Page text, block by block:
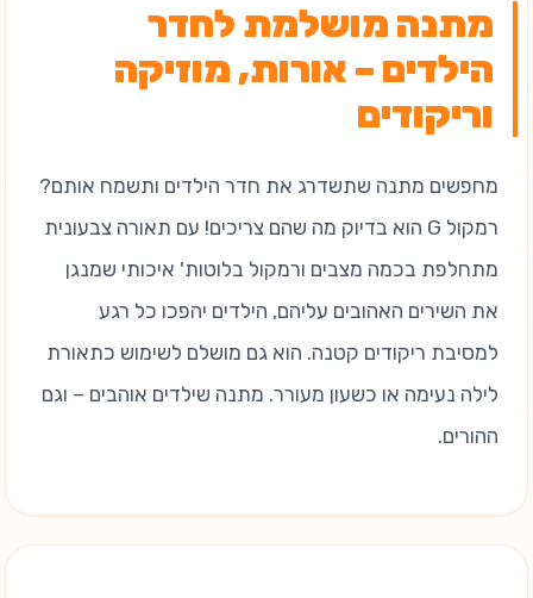
מתנה מושלמת לחדר
הילדים – אורות, מוזיקה
וריקודים
מחפשים מתנה שתשדרג את חדר הילדים ותשמח אותם?
רמקול G הוא בדיוק מה שהם צריכים! עם תאורה צבעונית
מתחלפת בכמה מצבים ורמקול בלוטות' איכותי שמנגן
את השירים האהובים עליהם, הילדים יהפכו כל רגע
למסיבת ריקודים קטנה. הוא גם מושלם לשימוש כתאורת
לילה נעימה או כשעון מעורר. מתנה שילדים אוהבים – וגם
ההורים.